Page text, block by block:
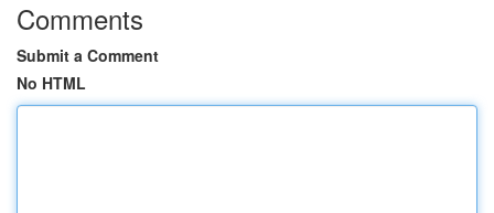
Comments
Submit a Comment
No HTML